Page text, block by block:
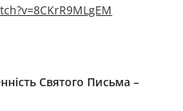
Святого Письма –